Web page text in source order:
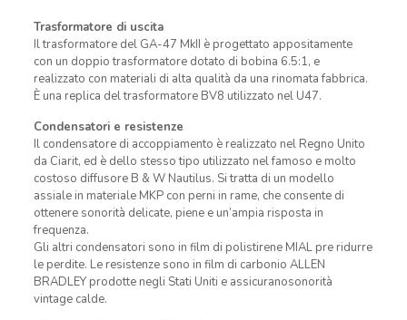
Trasformatore di uscita
Il trasformatore del GA-47 MkII è progettato appositamente
con un doppio trasformatore dotato di bobina 6.5:1, e
realizzato con materiali di alta qualità da una rinomata fabbrica.
È una replica del trasformatore BV8 utilizzato nel U47.
Condensatori e resistenze
Il condensatore di accoppiamento è realizzato nel Regno Unito
da Ciarit, ed è dello stesso tipo utilizzato nel famoso e molto
costoso diffusore B & W Nautilus. Si tratta di un modello
assiale in materiale MKP con perni in rame, che consente di
ottenere sonorità delicate, piene e un’ampia risposta in
frequenza.
Gli altri condensatori sono in film di polistirene MIAL pre ridurre
le perdite. Le resistenze sono in film di carbonio ALLEN
BRADLEY prodotte negli Stati Uniti e assicuranosonorità
vintage calde.